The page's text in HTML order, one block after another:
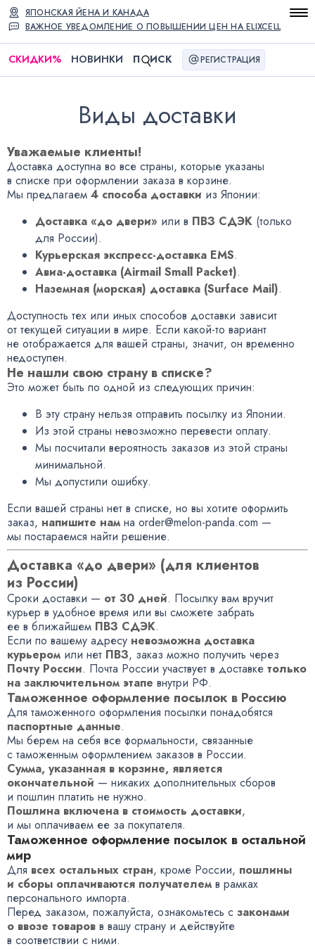
ВАЖНОЕ УВЕДОМЛЕНИЕ О ПОВЫШЕНИИ ЦЕН НА ELIXCELL
ЯПОНСКАЯ ЙЕНА И КАНАДА
СКИДКИ% НОВИНКИ П ИСК РЕГИСТРАЦИЯ
Виды доставки
Уважаемые клиенты!
Доставка доступна во все страны, которые указаны
в списке при оформлении заказа в корзине.
Мы предлагаем 4 способа доставки из Японии:
Доставка «до двери» или в ПВЗ СДЭК (только
для России).
Курьерская экспресс-доставка EMS.
Авиа-доставка (Airmail Small Packet).
Наземная (морская) доставка (Surface Mail).
Доступность тех или иных способов доставки зависит
от текущей ситуации в мире. Если какой-то вариант
не отображается для вашей страны, значит, он временно
недоступен.
Не нашли свою страну в списке?
Это может быть по одной из следующих причин:
В эту страну нельзя отправить посылку из Японии.
Из этой страны невозможно перевести оплату.
Мы посчитали вероятность заказов из этой страны
минимальной.
Мы допустили ошибку.
Если вашей страны нет в списке, но вы хотите оформить
заказ, напишите нам на order@melon-panda.com —
мы постараемся найти решение.
Доставка «до двери» (для клиентов
из России)
Сроки доставки — от 30 дней. Посылку вам вручит
курьер в удобное время или вы сможете забрать
ее в ближайшем ПВЗ СДЭК.
Если по вашему адресу невозможна доставка
курьером или нет ПВЗ, заказ можно получить через
Почту России. Почта России участвует в доставке только
на заключительном этапе внутри РФ.
Таможенное оформление посылок в Россию
Для таможенного оформления посылки понадобятся
паспортные данные.
Мы берем на себя все формальности, связанные
с таможенным оформлением заказов в России.
Сумма, указанная в корзине, является
окончательной — никаких дополнительных сборов
и пошлин платить не нужно.
Пошлина включена в стоимость доставки,
и мы оплачиваем ее за покупателя.
Таможенное оформление посылок в остальной
мир
Для всех остальных стран, кроме России, пошлины
и сборы оплачиваются получателем в рамках
персонального импорта.
Перед заказом, пожалуйста, ознакомьтесь с законами
о ввозе товаров в вашу страну и действуйте
в соответствии с ними.